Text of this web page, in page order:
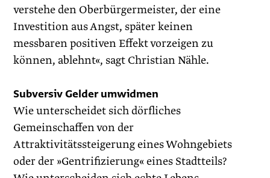
verstehe den Oberbürgermeister, der eine
Investition aus Angst, später keinen
messbaren positiven Effekt vorzeigen zu
können, ablehnt«, sagt Christian Nähle.
Subversiv Gelder umwidmen
Wie unterscheidet sich dörfliches
Gemeinschaffen von der
Attraktivitätssteigerung eines Wohngebiets
oder der »Gentri­fizierung« eines Stadtteils?